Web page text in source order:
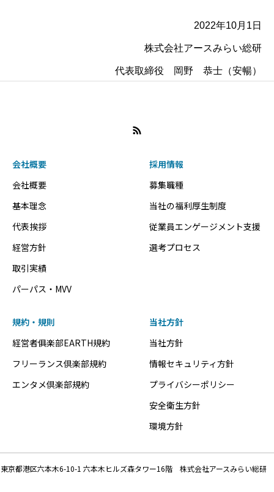
2022年10月1日
株式会社アースみらい総研
代表取締役 岡野 恭士（安暢）
会社概要
会社概要
基本理念
代表挨拶
経営方針
取引実績
パーパス・MVV
採用情報
募集職種
当社の福利厚生制度
従業員エンゲージメント支援
選考プロセス
規約・規則
経営者俱楽部EARTH規約
フリーランス倶楽部規約
エンタメ倶楽部規約
当社方針
当社方針
情報セキュリティ方針
プライバシーポリシー
安全衛生方針
環境方針
東京都港区六本木6-10-1 六本木ヒルズ森タワー16階 株式会社アースみらい総研